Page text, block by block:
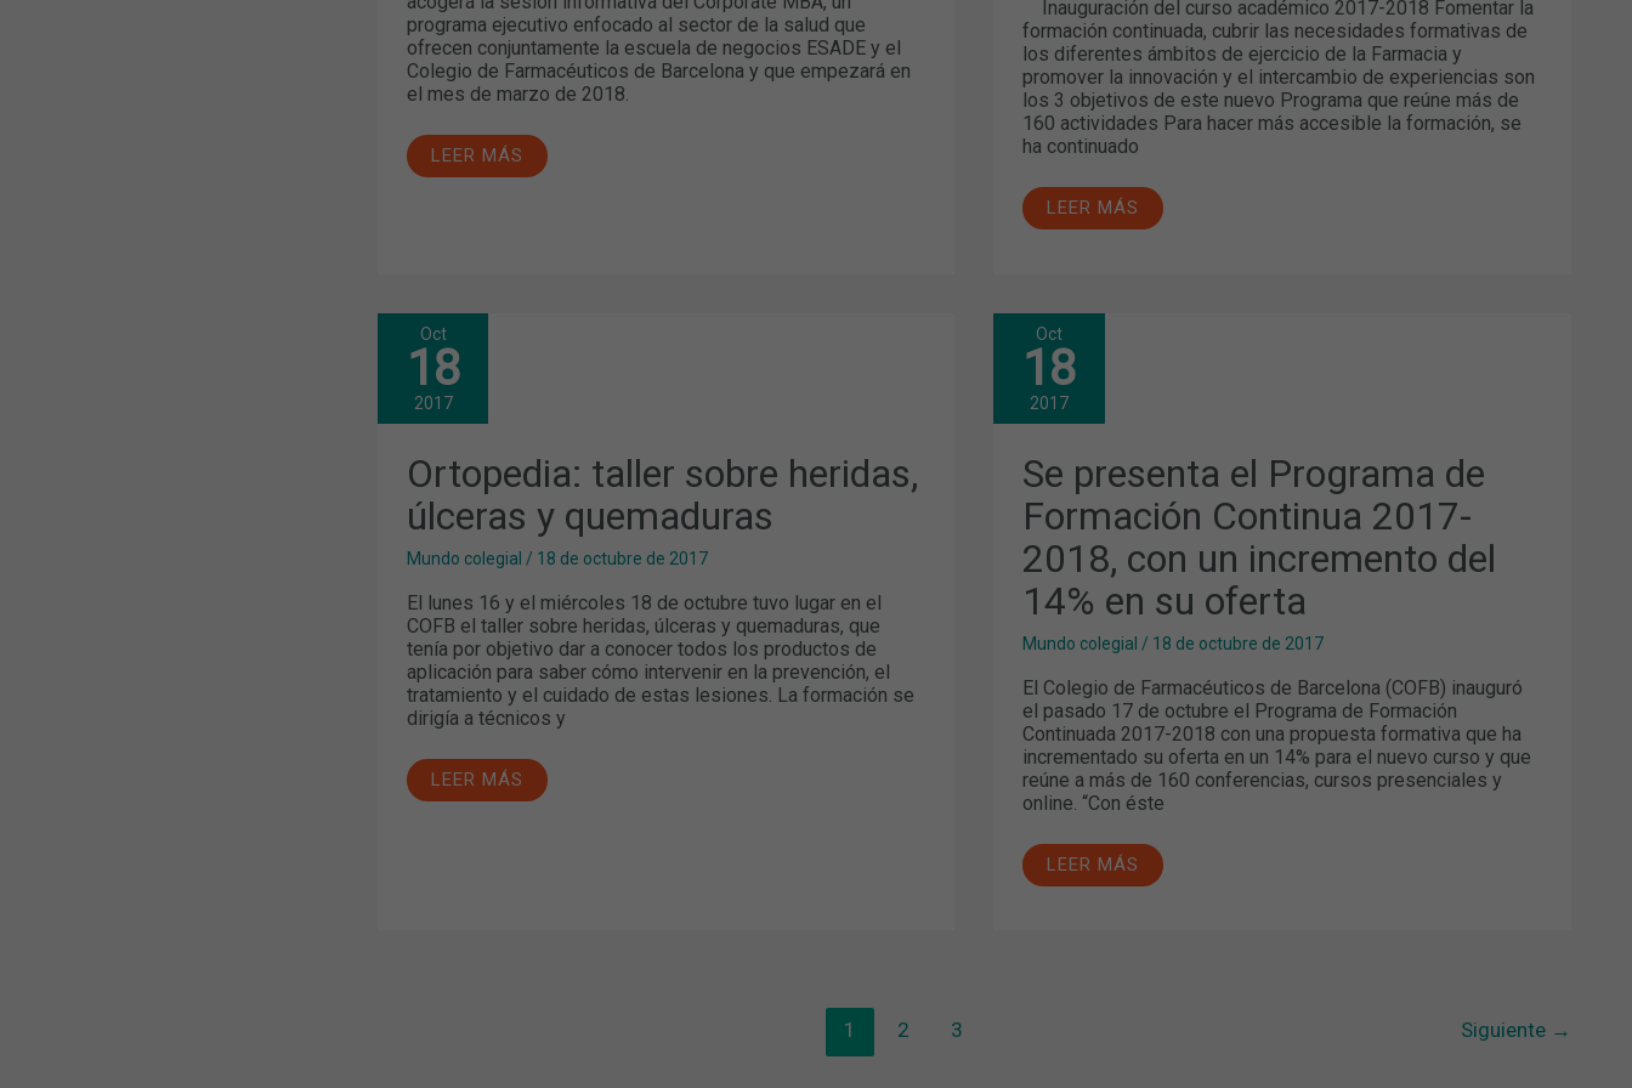
programa ejecutivo enfocado al sector de la salud que
ofrecen conjuntamente la escuela de negocios ESADE y el
Colegio de Farmacéuticos de Barcelona y que empezará en
el mes de marzo de 2018.
LEER MÁS
Inauguración del curso académico 2017-2018 Fomentar la
formación continuada, cubrir las necesidades formativas de
los diferentes ámbitos de ejercicio de la Farmacia y
promover la innovación y el intercambio de experiencias son
los 3 objetivos de este nuevo Programa que reúne más de
160 actividades Para hacer más accesible la formación, se
ha continuado
LEER MÁS
Oct
18
2017
Ortopedia: taller sobre heridas,
úlceras y quemaduras
Mundo colegial / 18 de octubre de 2017
El lunes 16 y el miércoles 18 de octubre tuvo lugar en el
COFB el taller sobre heridas, úlceras y quemaduras, que
tenía por objetivo dar a conocer todos los productos de
aplicación para saber cómo intervenir en la prevención, el
tratamiento y el cuidado de estas lesiones. La formación se
dirigía a técnicos y
ORTOPEDIA:
TALLER
SOBRE
HERIDAS,
ÚLCERAS
QUEMADURAS
LEER MÁS
Oct
18
2017
Se presenta el Programa de
Formación Continua 2017-
2018, con un incremento del
14% en su oferta
Mundo colegial / 18 de octubre de 2017
El Colegio de Farmacéuticos de Barcelona (COFB) inauguró
el pasado 17 de octubre el Programa de Formación
Continuada 2017-2018 con una propuesta formativa que ha
incrementado su oferta en un 14% para el nuevo curso y que
reúne a más de 160 conferencias, cursos presenciales y
online. “Con éste
SE
PRESENTA
EL
PROGRAMA
DE
2017-
2018,
CON
UN
INCREMENTO
DEL
14%
EN
OFERTA
LEER MÁS
1 2 3 Siguiente →